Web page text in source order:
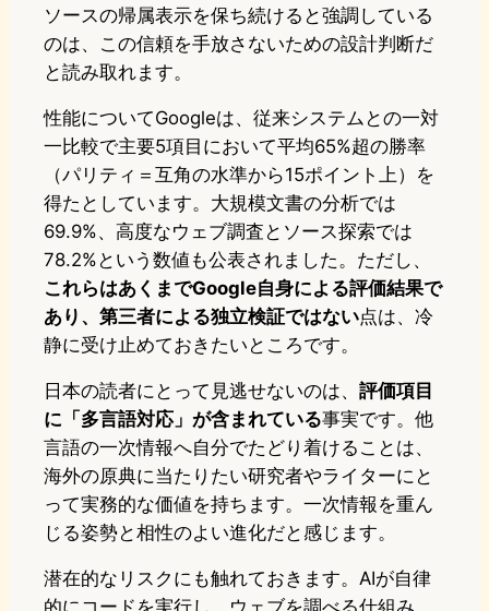
ソースの帰属表示を保ち続けると強調している
のは、この信頼を手放さないための設計判断だ
と読み取れます。
性能についてGoogleは、従来システムとの一対
一比較で主要5項目において平均65%超の勝率
（パリティ＝互角の水準から15ポイント上）を
得たとしています。大規模文書の分析では
69.9%、高度なウェブ調査とソース探索では
78.2%という数値も公表されました。ただし、
これらはあくまでGoogle自身による評価結果で
あり、第三者による独立検証ではない点は、冷
静に受け止めておきたいところです。
日本の読者にとって見逃せないのは、 評価項目
に「多言語対応」が含まれている事実です。他
言語の一次情報へ自分でたどり着けることは、
海外の原典に当たりたい研究者やライターにと
って実務的な価値を持ちます。一次情報を重ん
じる姿勢と相性のよい進化だと感じます。
潜在的なリスクにも触れておきます。AIが自律